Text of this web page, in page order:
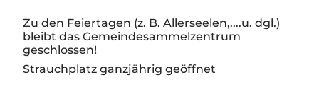
Zu den Feiertagen (z. B. Allerseelen,....u. dgl.)
bleibt das Gemeindesammelzentrum
geschlossen!
Strauchplatz ganzjährig geöffnet